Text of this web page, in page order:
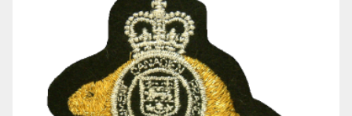
RÉSIDENCE DU GOUVERNEUR GÉNÉRAL